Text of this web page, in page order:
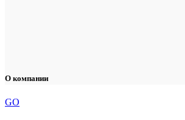
О компании
GO